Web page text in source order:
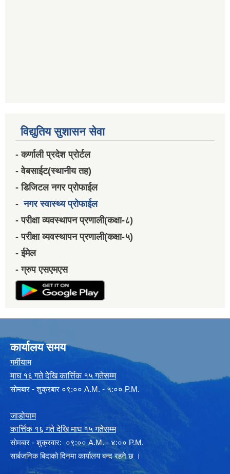
विद्युतिय सुशासन सेवा
- कर्णाली प्रदेश प्रोर्टल
- वेबसाईट(स्थानीय तह)
- डिजिटल नगर प्रोफाईल
-नगर स्वास्थ्य प्रोफाईल
- परीक्षा व्यवस्थापन प्रणाली(कक्षा-८)
- परीक्षा व्यवस्थापन प्रणाली(कक्षा-५)
- ईमेल
- ग्रुप एसएमएस
कार्यालय समय
गर्मीयाम
माघ १६ गते देखि कार्त्तिक १५ गतेसम्म
सोमबार - शुक्रबार ०९:०० A.M. - ५:०० P.M.
जाडोयाम
कार्त्तिक १६ गते देखि माघ १५ गतेसम्म
साेमबार - शुक्रवार: ०९:०० A.M. - ४:०० P.M.
सार्बजनिक बिदाको दिनमा कार्यालय बन्द रहने छ ।